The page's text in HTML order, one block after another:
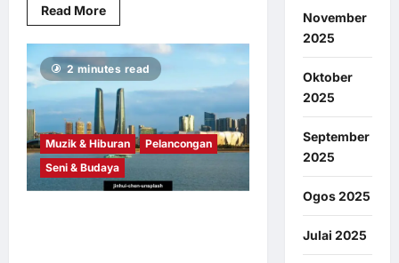
Read MoreRead
more
NOL
World
Perkenal
Julung
Kali
Platform
Penginapan
untuk
Peminat
K-
Pop
yang
Berkunjung
2 minutes read
Muzik & Hiburan
Pelancongan
Seni & Budaya
November
2025
Oktober
2025
September
2025
Ogos 2025
Julai 2025